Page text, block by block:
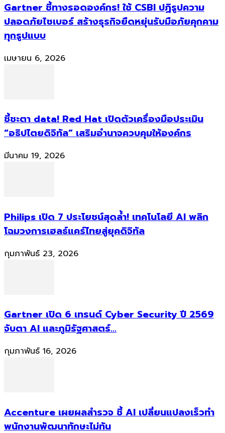
Gartner ชี้ทางรอดองค์กร! ใช้ CSBI ปฏิรูปความ
ปลอดภัยไซเบอร์ สร้างธุรกิจยืดหยุ่นรับมือภัยคุกคาม
ทุกรูปแบบ
เมษายน 6, 2026
ชี้ชะตา data! Red Hat เปิดตัวเครื่องมือประเมิน
“อธิปไตยดิจิทัล” เสริมอำนาจควบคุมให้องค์กร
มีนาคม 19, 2026
Philips เปิด 7 ประโยชน์สุดล้ำ! เทคโนโลยี AI พลิก
โฉมวงการเฮลธ์แคร์ไทยสู่ยุคดิจิทัล
กุมภาพันธ์ 23, 2026
Gartner เปิด 6 เทรนด์ Cyber Security ปี 2569
จับตา AI และภูมิรัฐศาสตร์...
กุมภาพันธ์ 16, 2026
Accenture เผยผลสำรวจ ชี้ AI เปลี่ยนแปลงเร็วทำ
พนักงานพัฒนาทักษะไม่ทัน